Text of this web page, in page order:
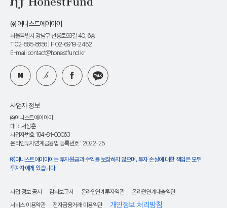
㈜ 어니스트에이아이
서울특별시 강남구 선릉로93길 40, 6층
T 02-565-8856| F 02-6919-2452
E-mail contact@honestfund.kr
사업자 정보
㈜어니스트에이아이
대표 서상훈
사업자번호 184-81-00063
온라인투자연계금융업 등록번호 : 2022-25
㈜어니스트에이아이는 투자원금과 수익을 보장하지 않으며, 투자 손실에 대한 책임은 모두
투자자에게 있습니다.
사업 정보 공시 감사보고서 온라인연계투자약관
온라인연계대출약관
서비스 이용약관
전자금융거래 이용약관 개인정보 처리방침